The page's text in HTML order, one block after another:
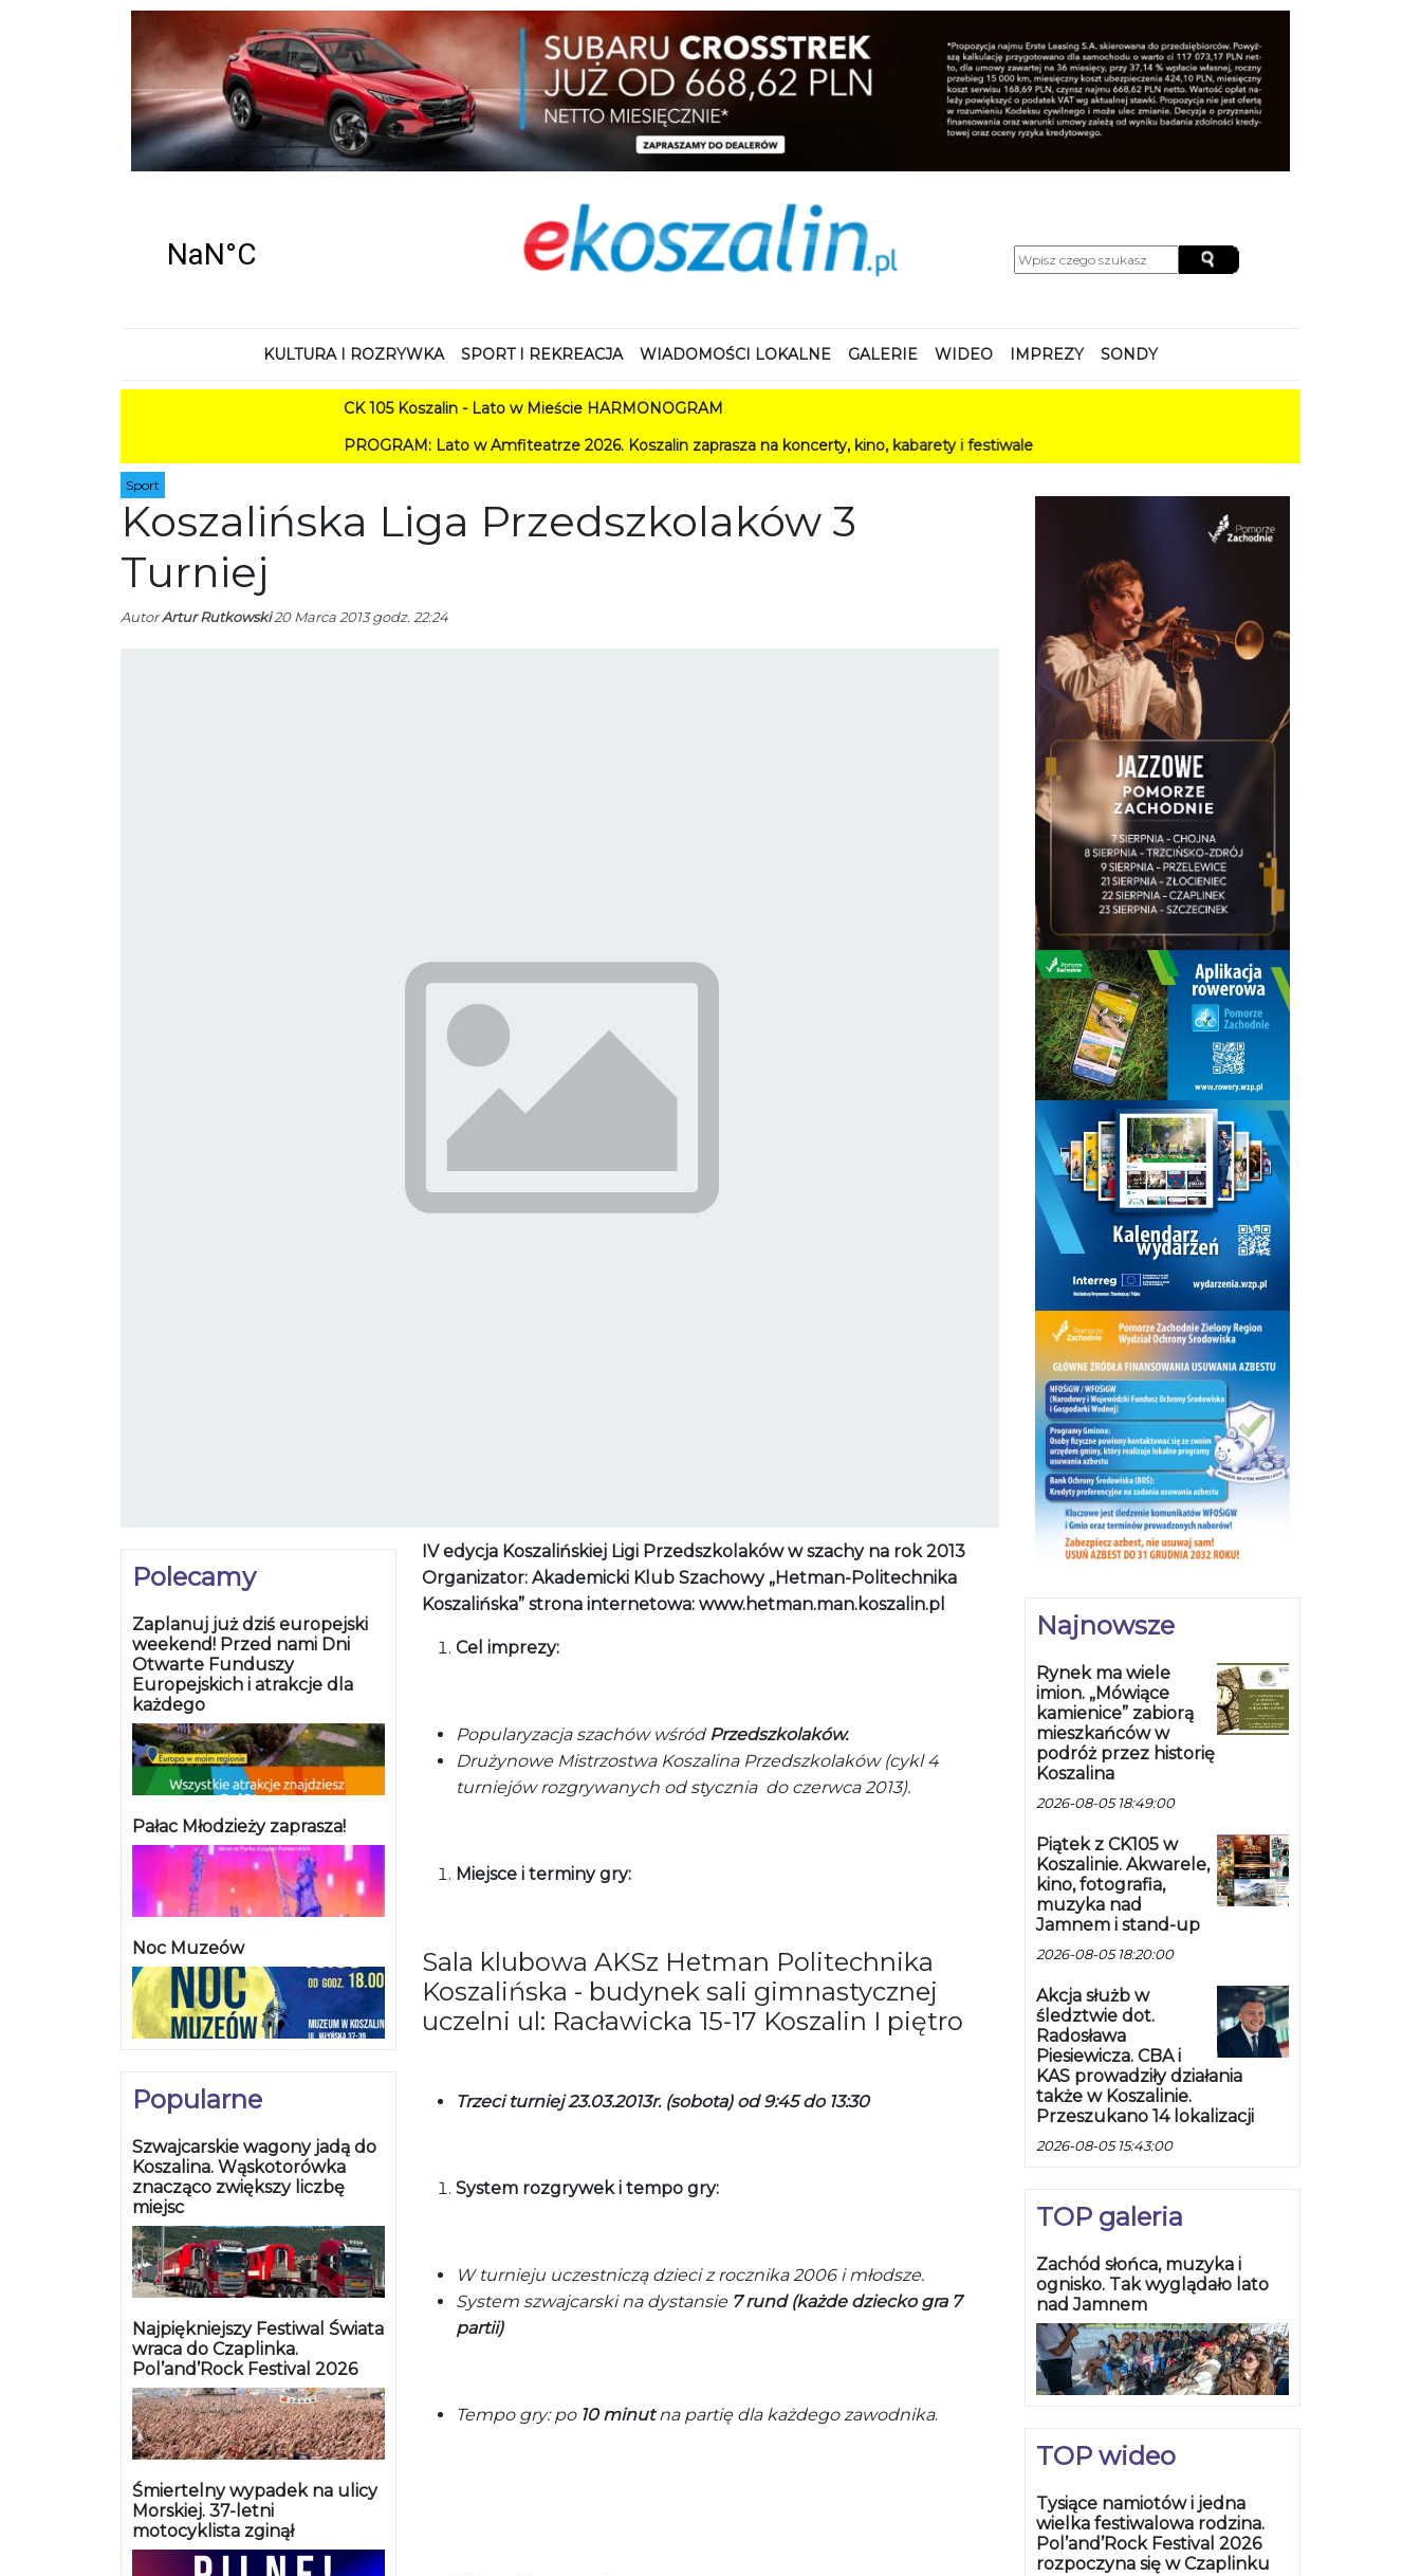
KULTURA I ROZRYWKA SPORT I REKREACJA WIADOMOŚCI LOKALNE GALERIE WIDEO IMPREZY SONDY
CK 105 Koszalin - Lato w Mieście HARMONOGRAM
PROGRAM: Lato w Amfiteatrze 2026. Koszalin zaprasza na koncerty, kino, kabarety i festiwale
Sport
Koszalińska Liga Przedszkolaków 3
Turniej
AutorArtur Rutkowski20 Marca 2013 godz. 22:24
Polecamy
Zaplanuj już dziś europejski
weekend! Przed nami Dni
Otwarte Funduszy
Europejskich i atrakcje dla
każdego
Pałac Młodzieży zaprasza!
Noc Muzeów
Popularne
Szwajcarskie wagony jadą do
Koszalina. Wąskotorówka
znacząco zwiększy liczbę
miejsc
Najpiękniejszy Festiwal Świata
wraca do Czaplinka.
Pol’and’Rock Festival 2026
Śmiertelny wypadek na ulicy
Morskiej. 37-letni
motocyklista zginął
IV edycja Koszalińskiej Ligi Przedszkolaków w szachy na rok 2013
Organizator: Akademicki Klub Szachowy „Hetman-Politechnika
Koszalińska” strona internetowa: www.hetman.man.koszalin.pl
Cel imprezy:
Popularyzacja szachów wśródPrzedszkolaków.
Drużynowe Mistrzostwa Koszalina Przedszkolaków (cykl 4
turniejów rozgrywanych od stycznia do czerwca 2013).
Miejsce i terminy gry:
Sala klubowa AKSz Hetman Politechnika
Koszalińska - budynek sali gimnastycznej
uczelni ul: Racławicka 15-17 Koszalin I piętro
Trzeci turniej 23.03.2013r. (sobota) od 9:45 do 13:30
System rozgrywek i tempo gry:
W turnieju uczestniczą dzieci z rocznika 2006 i młodsze.
System szwajcarski na dystansie 7 rund (każde dziecko gra 7
partii)
Tempo gry: po 10 minutna partię dla każdego zawodnika.
Najnowsze
Rynek ma wiele
imion. „Mówiące
kamienice” zabiorą
mieszkańców w
podróż przez historię
Koszalina
2026-08-05 18:49:00
Piątek z CK105 w
Koszalinie. Akwarele,
kino, fotografia,
muzyka nad
Jamnem i stand-up
2026-08-05 18:20:00
Akcja służb w
śledztwie dot.
Radosława
Piesiewicza. CBA i
KAS prowadziły działania
także w Koszalinie.
Przeszukano 14 lokalizacji
2026-08-05 15:43:00
TOP galeria
Zachód słońca, muzyka i
ognisko. Tak wyglądało lato
nad Jamnem
TOP wideo
Tysiące namiotów i jedna
wielka festiwalowa rodzina.
Pol’and’Rock Festival 2026
rozpoczyna się w Czaplinku